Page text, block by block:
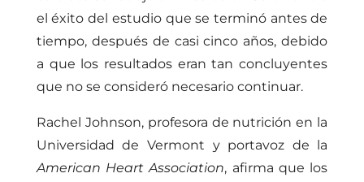
el éxito del estudio que se terminó antes de
tiempo, después de casi cinco años, debido
a que los resultados eran tan concluyentes
que no se consideró necesario continuar.
Rachel Johnson, profesora de nutrición en la
Universidad de Vermont y portavoz de la
American Heart Association, afirma que los